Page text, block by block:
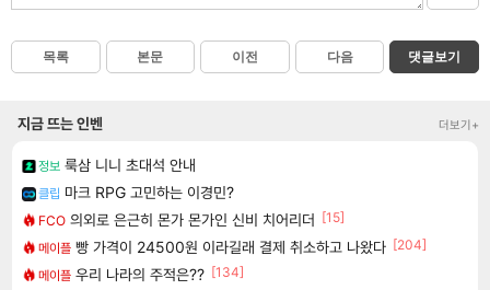
목록 본문 이전 다음 댓글보기
지금 뜨는 인벤 더보기+
정보 룩삼 니니 초대석 안내
클립 마크 RPG 고민하는 이경민?
FCO 의외로 은근히 몬가 몬가인 신비 치어리더 [15]
메이플 빵 가격이 24500원 이라길래 결제 취소하고 나왔다 [204]
메이플 우리 나라의 주적은?? [134]